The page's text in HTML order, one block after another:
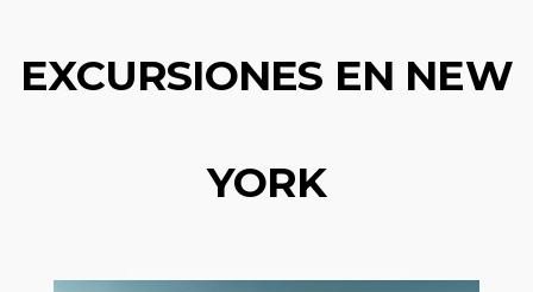
EXCURSIONES EN NEW
YORK